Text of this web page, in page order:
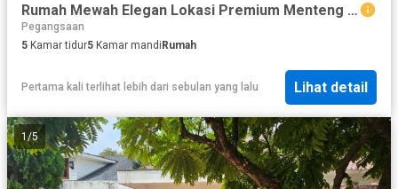
Rumah Mewah Elegan Lokasi Premium Menteng Jakarta Pusat
Pegangsaan
5 Kamar tidur5 Kamar mandi Rumah
Pertama kali terlihat lebih dari sebulan yang lalu Lihat detail
1/5